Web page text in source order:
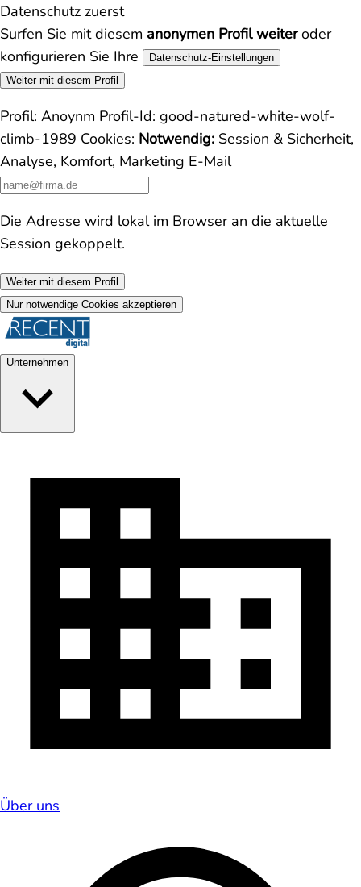
Datenschutz zuerst
Surfen Sie mit diesem anonymen Profil weiteroder
konfigurieren Sie Ihre
Datenschutz-Einstellungen
Weiter mit diesem Profil
Profil: Anoynm Profil-Id: good-natured-white-wolf-
climb-1989 Cookies: Notwendig: Session & Sicherheit,
Analyse, Komfort, Marketing E-Mail
Die Adresse wird lokal im Browser an die aktuelle
Session gekoppelt.
Weiter mit diesem Profil
Nur notwendige Cookies akzeptieren
Unternehmen
Über uns